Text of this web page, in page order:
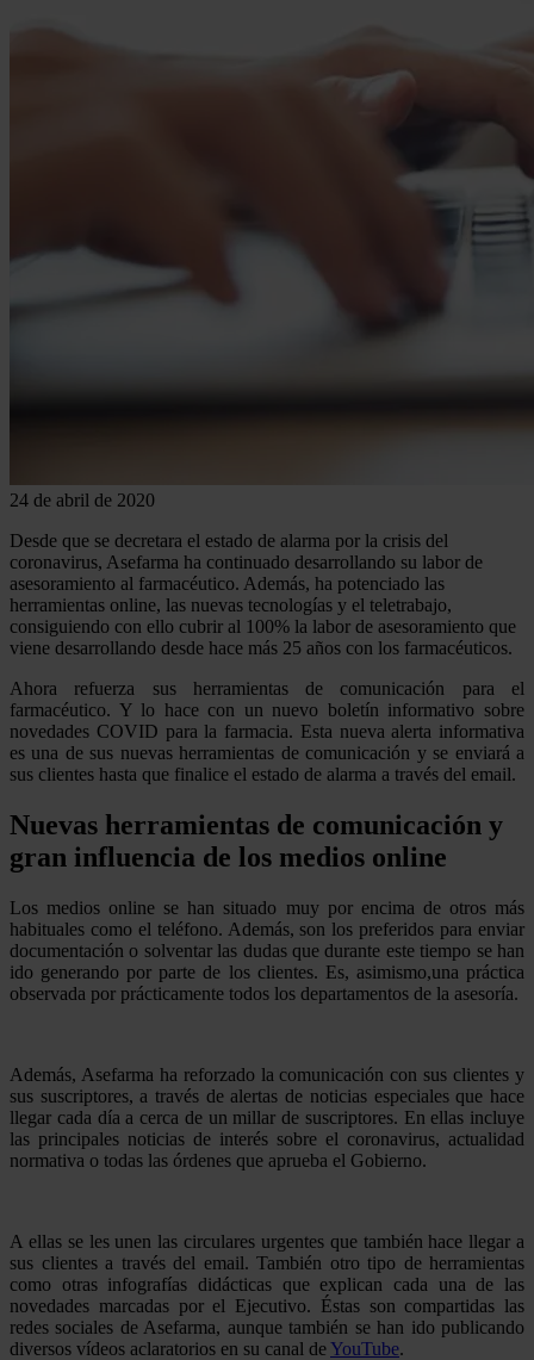
24 de abril de 2020
Desde que se decretara el estado de alarma por la crisis del
coronavirus, Asefarma ha continuado desarrollando su labor de
asesoramiento al farmacéutico. Además, ha potenciado las
herramientas online, las nuevas tecnologías y el teletrabajo,
consiguiendo con ello cubrir al 100% la labor de asesoramiento que
viene desarrollando desde hace más 25 años con los farmacéuticos.
Ahora refuerza sus herramientas de comunicación para el
farmacéutico. Y lo hace con un nuevo boletín informativo sobre
novedades COVID para la farmacia. Esta nueva alerta informativa
es una de sus nuevas herramientas de comunicación y se enviará a
sus clientes hasta que finalice el estado de alarma a través del email.
Nuevas herramientas de comunicación y
gran influencia de los medios online
Los medios online se han situado muy por encima de otros más
habituales como el teléfono. Además, son los preferidos para enviar
documentación o solventar las dudas que durante este tiempo se han
ido generando por parte de los clientes. Es, asimismo,una práctica
observada por prácticamente todos los departamentos de la asesoría.
Además, Asefarma ha reforzado la comunicación con sus clientes y
sus suscriptores, a través de alertas de noticias especiales que hace
llegar cada día a cerca de un millar de suscriptores. En ellas incluye
las principales noticias de interés sobre el coronavirus, actualidad
normativa o todas las órdenes que aprueba el Gobierno.
A ellas se les unen las circulares urgentes que también hace llegar a
sus clientes a través del email. También otro tipo de herramientas
como otras infografías didácticas que explican cada una de las
novedades marcadas por el Ejecutivo. Éstas son compartidas las
redes sociales de Asefarma, aunque también se han ido publicando
diversos vídeos aclaratorios en su canal deYouTube.